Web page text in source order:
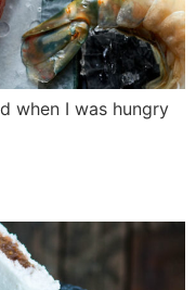
when I was hungry